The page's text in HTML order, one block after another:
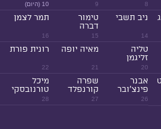
8
9 10 (היום)
14
ניב תשבי
15
טימור
דברה
16
תמר לצמן
20
טליה
זליגמן
21
מאיה יופה
22
רונית פורת
26
אבנר
פינצ'ובר
27
שפרה
קורנפלד
28
מיכל
טורנובסקי